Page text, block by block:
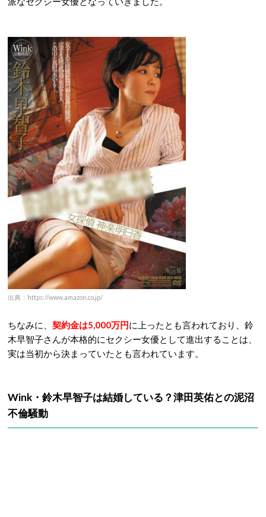
出典：https://www.amazon.co.jp/
ちなみに、 契約金は5,000万円に上ったとも言われており、鈴
木早智子さんが本格的にセクシー女優として進出することは、
実は当初から決まっていたとも言われています。
Wink・鈴木早智子は結婚している？津田英佑との泥沼
不倫騒動